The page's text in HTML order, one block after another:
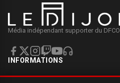
Média indépendant supporter du DFCO
INFORMATIONS
Mentions légales